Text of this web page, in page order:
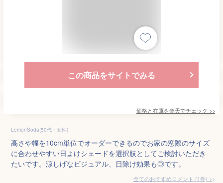
この商品をサイトでみる
価格と在庫を楽天でチェック >>
LemonSoda(50代・女性)
高さや幅を10cm単位でオーダーできるのでお家の窓際のサイズ
に合わせやすい日よけシェードを選択肢としてご検討いただき
たいです。涼しげなビジュアル、日除け効果も◎です。
全てのおすすめコメント (1件) >